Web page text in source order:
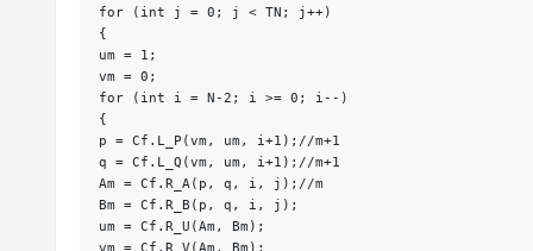
for (int j = 0; j < TN; j++)
{
um = 1;
vm = 0;
for (int i = N-2; i >= 0; i--)
{
p = Cf.L_P(vm, um, i+1);//m+1
q = Cf.L_Q(vm, um, i+1);//m+1
Am = Cf.R_A(p, q, i, j);//m
Bm = Cf.R_B(p, q, i, j);
um = Cf.R_U(Am, Bm);